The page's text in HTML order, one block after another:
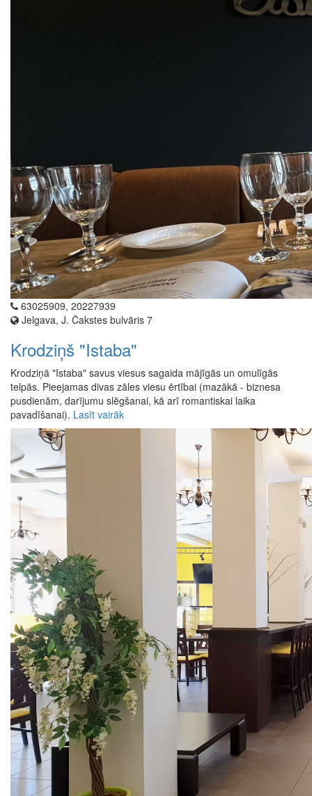
63025909, 20227939
Jelgava, J. Čakstes bulvāris 7
Krodziņš "Istaba"
Krodziņā "Istaba" savus viesus sagaida mājīgās un omulīgās
telpās. Pieejamas divas zāles viesu ērtībai (mazākā - biznesa
pusdienām, darījumu slēgšanai, kā arī romantiskai laika
pavadīšanai). Lasīt vairāk